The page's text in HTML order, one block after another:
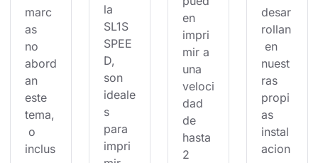
marc
as
no
abord
an
este
tema,
o
inclus
la
SL1S
SPEE
D,
son
ideale
s
para
impri
en
impri
mir a
una
veloci
dad
de
hasta
2
desar
rollan
en
nuest
ras
propi
as
instal
acion